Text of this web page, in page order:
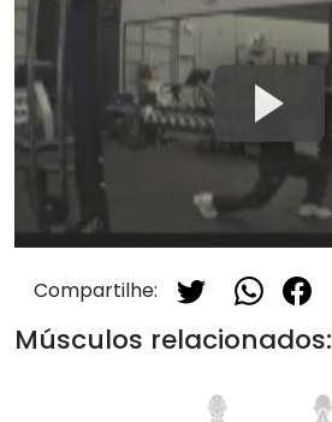
Compartilhe:
Músculos relacionados: